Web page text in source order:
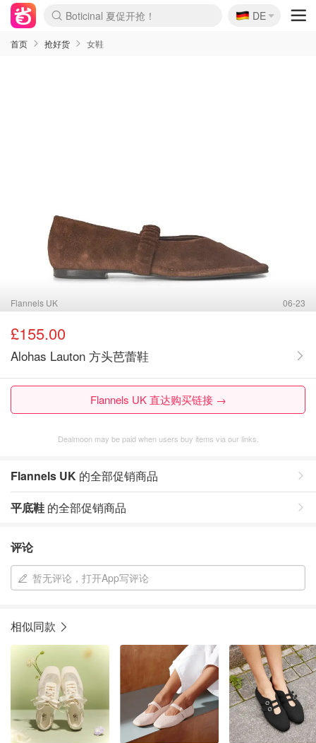
Boticinal 夏促开抢！
4折！lulu周四疯狂上新
还没结束！&OtherStories大促
Joybuy变相75折 随时失效
速领！Stanley独家85折
疑似霸哥！Camper额外叠85折
Zalando 奥莱闪促！每日更新
Moncler反季囤！5折起+叠9折
Coach Brooklyn仅€192
🇩🇪
DE
首页 抢好货 女鞋
Flannels UK 06-23
£155.00
Alohas Lauton 方头芭蕾鞋
Flannels UK 直达购买链接 →
Dealmoon may be paid when users buy items via our links.
Flannels UK 的全部促销商品
平底鞋 的全部促销商品
评论
暂无评论，打开App写评论
相似同款